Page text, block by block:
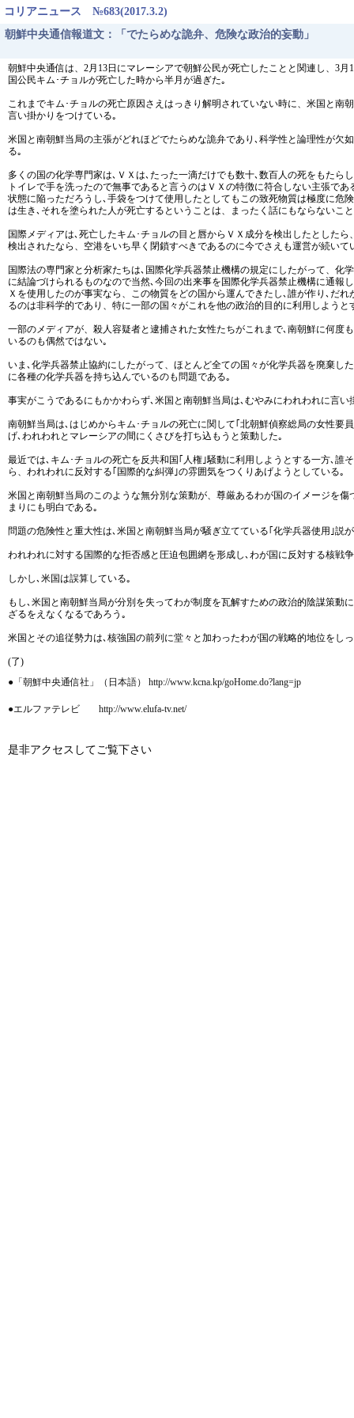
コリアニュース №683(2017.3.2)
朝鮮中央通信報道文：「でたらめな詭弁、危険な政治的妄動」
朝鮮中央通信は、2月13日にマレーシアで朝鮮公民が死亡したことと関連し、3
国公民キム･チョルが死亡した時から半月が過ぎた｡
これまでキム･チョルの死亡原因さえはっきり解明されていない時に、米国と
言い掛かりをつけている｡
米国と南朝鮮当局の主張がどれほどでたらめな詭弁であり､科学性と論理性が
る｡
多くの国の化学専門家は､ＶＸは､たった一滴だけでも数十､数百人の死をもた
トイレで手を洗ったので無事であると言うのはＶＸの特徴に符合しない主張で
状態に陥っただろうし､手袋をつけて使用したとしてもこの致死物質は極度に
は生き､それを塗られた人が死亡するということは、まったく話にもならないこ
国際メディアは､死亡したキム･チョルの目と唇からＶＸ成分を検出したとした
検出されたなら、空港をいち早く閉鎖すべきであるのに今でさえも運営が続い
国際法の専門家と分析家たちは､国際化学兵器禁止機構の規定にしたがって、
に結論づけられるものなので当然､今回の出来事を国際化学兵器禁止機構に通
Ｘを使用したのが事実なら、この物質をどの国から運んできたし､誰が作り､だ
るのは非科学的であり、特に一部の国々がこれを他の政治的目的に利用しよう
一部のメディアが、殺人容疑者と逮捕された女性たちがこれまで､南朝鮮に何
いるのも偶然ではない｡
いま､化学兵器禁止協約にしたがって、ほとんど全ての国々が化学兵器を廃棄
に各種の化学兵器を持ち込んでいるのも問題である｡
事実がこうであるにもかかわらず､米国と南朝鮮当局は､むやみにわれわれに言
南朝鮮当局は､はじめからキム･チョルの死亡に関して｢北朝鮮偵察総局の女性
げ､われわれとマレーシアの間にくさびを打ち込もうと策動した｡
最近では､キム･チョルの死亡を反共和国｢人権｣騒動に利用しようとする一方､
ら、われわれに反対する｢国際的な糾弾｣の雰囲気をつくりあげようとしている｡
米国と南朝鮮当局のこのような無分別な策動が、尊厳あるわが国のイメージを
まりにも明白である｡
問題の危険性と重大性は､米国と南朝鮮当局が騒ぎ立てている｢化学兵器使用｣
われわれに対する国際的な拒否感と圧迫包囲網を形成し､わが国に反対する核戦
しかし､米国は誤算している｡
もし､米国と南朝鮮当局が分別を失ってわが制度を瓦解すための政治的陰謀策
ざるをえなくなるであろう｡
米国とその追従勢力は､核強国の前列に堂々と加わったわが国の戦略的地位をし
(了)
●「朝鮮中央通信社」（日本語） http://www.kcna.kp/goHome.do?lang=jp
●エルファテレビ http://www.elufa-tv.net/
是非アクセスしてご覧下さい